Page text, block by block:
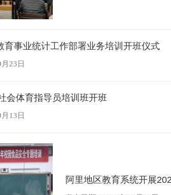
育事业统计工作部署业务培训开班仪式
23日
会体育指导员培训班开班
13日
阿里地区教育系统开展